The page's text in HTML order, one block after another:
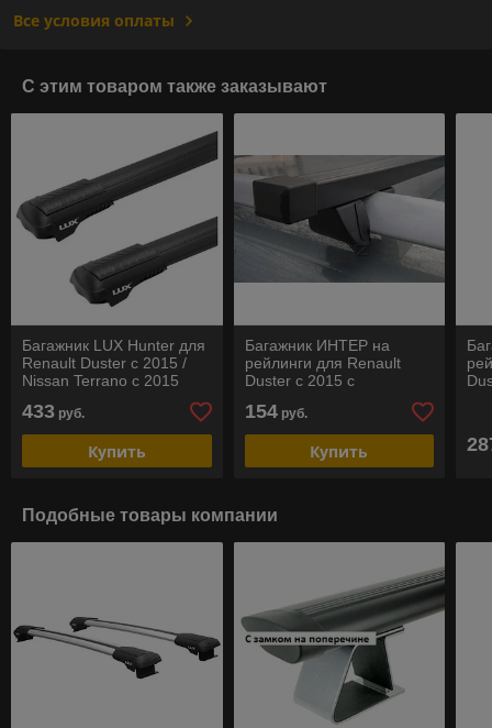
Все условия оплаты
С этим товаром также заказывают
Багажник LUX Hunter для
Renault Duster c 2015 /
Nissan Terrano c 2015
433 руб.
Купить
Багажник ИНТЕР на
рейлинги для Renault
Duster c 2015 с
поперечинами
154руб.
Купить
Подобные товары компании